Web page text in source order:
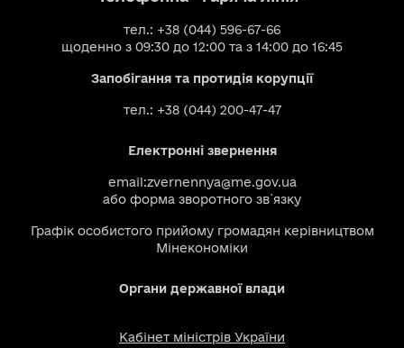
тел.: +38 (044) 596-67-66
щоденно з 09:30 до 12:00 та з 14:00 до 16:45
Запобігання та протидія корупції
тел.: +38 (044) 200-47-47
Електронні звернення
email:zvernennya@me.gov.ua
або форма зворотного зв`язку
Графік особистого прийому громадян керівництвом
Мінекономіки
Органи державної влади
Кабінет міністрів України